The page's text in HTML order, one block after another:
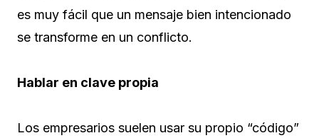
es muy fácil que un mensaje bien intencionado
se transforme en un conflicto.
Hablar en clave propia
Los empresarios suelen usar su propio “código”